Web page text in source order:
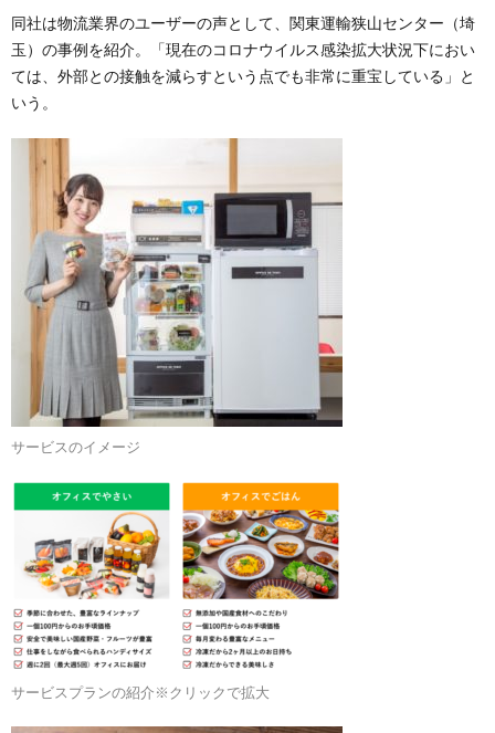
同社は物流業界のユーザーの声として、関東運輸狭山センター（埼
玉）の事例を紹介。「現在のコロナウイルス感染拡大状況下におい
ては、外部との接触を減らすという点でも非常に重宝している」と
いう。
サービスのイメージ
サービスプランの紹介※クリックで拡大